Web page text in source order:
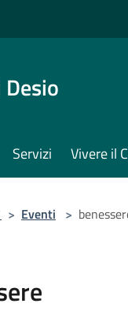
Servizi Vivere il
> Eventi >